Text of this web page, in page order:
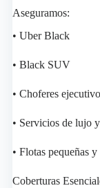
Aseguramos:
• Uber Black
• Black SUV
• Choferes
• Servicios de lujo
• Flotas pequeñas
Coberturas